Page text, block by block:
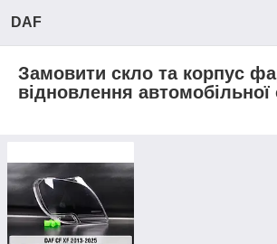
DAF
Замовити скло та корпус
відновлення автомобільної